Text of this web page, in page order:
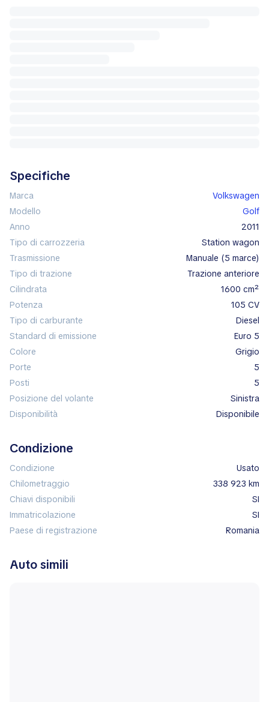
Specifiche
Marca
Volkswagen
Modello
Golf
Anno
2011
Tipo di carrozzeria
station wagon
Trasmissione
manuale (5 marce)
Tipo di trazione
trazione anteriore
Cilindrata
1600 cm²
Potenza
105 CV
Tipo di carburante
diesel
Standard di emissione
Euro 5
Colore
grigio
Porte
5
Posti
5
Posizione del volante
sinistra
Disponibilità
disponibile
Condizione
Condizione
Usato
Chilometraggio
338 923 km
Chiavi disponibili
SI
Immatricolazione
SI
Paese di registrazione
Romania
Auto simili